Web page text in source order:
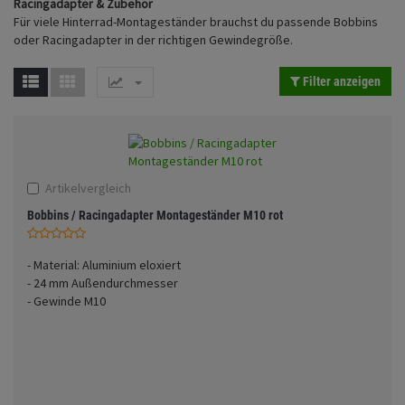
Rucksäcke
Fahrwerk
Merchandise
Anmelden | Registrieren Merkzettel
Racingadapter & Zubehör
Für viele Hinterrad-Montageständer brauchst du passende Bobbins
oder Racingadapter in der richtigen Gewindegröße.
Filter anzeigen
Artikelvergleich
Bobbins / Racingadapter Montageständer M10 rot
- Material: Aluminium eloxiert
- 24 mm Außendurchmesser
- Gewinde M10